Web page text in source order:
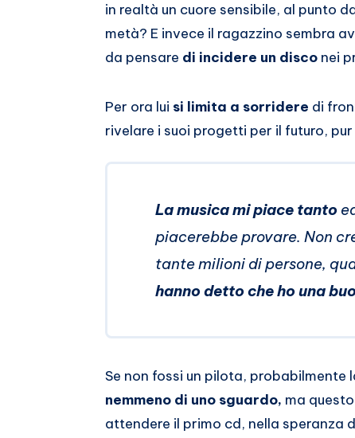
in realtà un cuore sensibile, al punto
metà? E invece il ragazzino sembra
da pensare di incidere un disco nei
Per ora lui si limita a sorridere di
rivelare i suoi progetti per il futuro,
La musica mi piace tanto
piacerebbe provare. Non
tante milioni di persone,
hanno detto che ho una
Se non fossi un pilota, probabilmente
nemmeno di uno sguardo, ma
attendere il primo cd, nella speranza